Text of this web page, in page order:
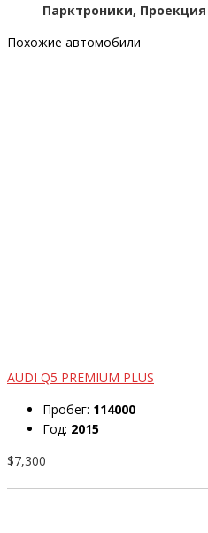
Парктроники,
Похожие автомобили
AUDI Q5 PREMIUM PLUS
Пробег: 114000
Год: 2015
$7,300